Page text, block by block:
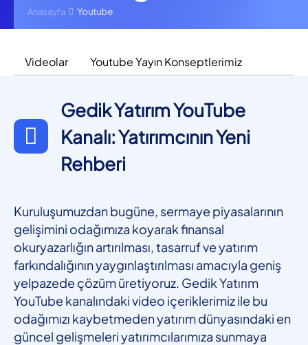
Anasayfa Youtube
Videolar Youtube Yayın Konseptlerimiz
Gedik Yatırım YouTube
Kanalı: Yatırımcının Yeni
Rehberi
Kuruluşumuzdan bugüne, sermaye piyasalarının
gelişimini odağımıza koyarak finansal
okuryazarlığın artırılması, tasarruf ve yatırım
farkındalığının yaygınlaştırılması amacıyla geniş
yelpazede çözüm üretiyoruz. Gedik Yatırım
YouTube kanalındaki video içeriklerimiz ile bu
odağımızı kaybetmeden yatırım dünyasındaki en
güncel gelişmeleri yatırımcılarımıza sunmaya